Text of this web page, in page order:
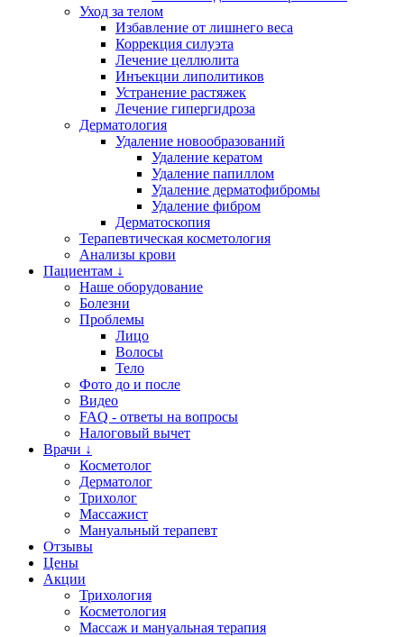
Уход за телом
Избавление от лишнего веса
Коррекция силуэта
Лечение целлюлита
Инъекции липолитиков
Устранение растяжек
Лечение гипергидроза
Дерматология
Удаление новообразований
Удаление кератом
Удаление папиллом
Удаление дерматофибромы
Удаление фибром
Дерматоскопия
Терапевтическая косметология
Анализы крови
Пациентам ↓
Наше оборудование
Болезни
Проблемы
Лицо
Волосы
Тело
Фото до и после
Видео
FAQ - ответы на вопросы
Налоговый вычет
Врачи ↓
Косметолог
Дерматолог
Трихолог
Массажист
Мануальный терапевт
Отзывы
Цены
Акции
Трихология
Косметология
Массаж и мануальная терапия